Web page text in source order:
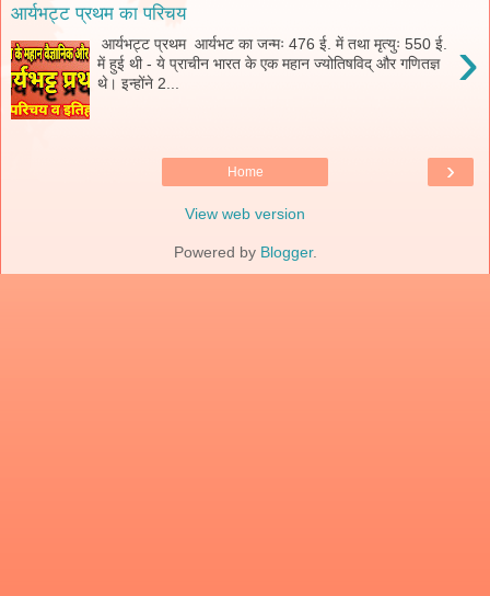
आर्यभट्ट प्रथम का परिचय
›
आर्यभट्ट प्रथम आर्यभट का जन्मः 476 ई. में तथा मृत्युः 550 ई.
में हुई थी - ये प्राचीन भारत के एक महान ज्योतिषविद् और गणितज्ञ
थे। इन्होंने 2...
›
Home
View web version
Powered by Blogger.